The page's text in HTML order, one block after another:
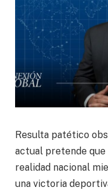
Resulta patético
actual pretende que
realidad nacional
una victoria